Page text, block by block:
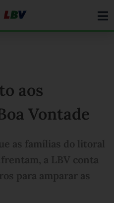
aos
Vontade
as famílias do litoral
a LBV conta
para amparar as